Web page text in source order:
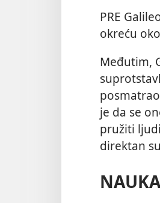
PRE
okreću
Međutim,
je da se
pružiti
direktan